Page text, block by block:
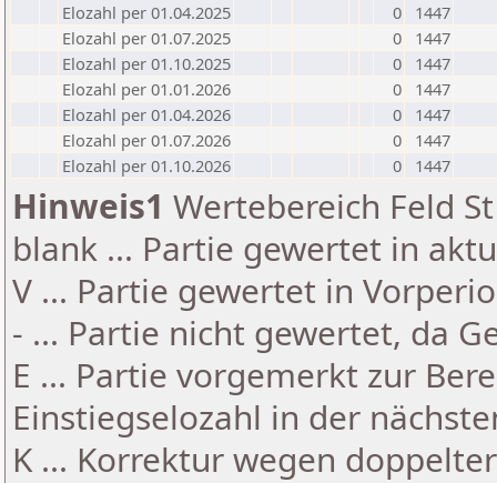
Elozahl per 01.04.2025
0
1447
Elozahl per 01.07.2025
0
1447
Elozahl per 01.10.2025
0
1447
Elozahl per 01.01.2026
0
1447
Elozahl per 01.04.2026
0
1447
Elozahl per 01.07.2026
0
1447
Elozahl per 01.10.2026
0 1447
Hinweis1 Wertebereich Feld
blank ... Partie gewertet in
V ... Partie gewertet in
- ... Partie nicht gewertet, da
E ... Partie vorgemerkt zur
Einstiegselozahl in der
K ... Korrektur wegen